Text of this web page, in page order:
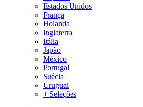
Estados Unidos
França
Holanda
Inglaterra
Itália
Japão
México
Portugal
Suécia
Uruguai
+ Seleções